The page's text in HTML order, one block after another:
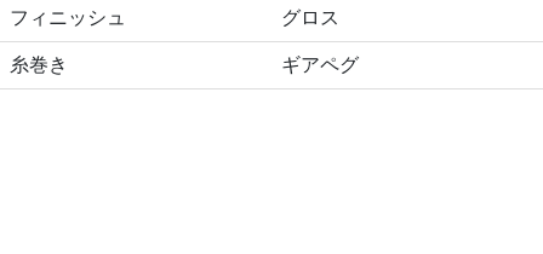
フィニッシュ グロス
糸巻き ギアペグ